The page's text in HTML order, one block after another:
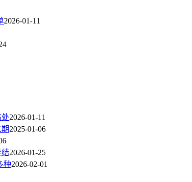
2026-01-11
2026-01-11
2025-01-06
2026-01-25
种2026-02-01